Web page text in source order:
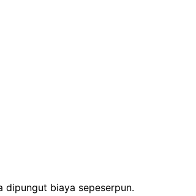
dipungut biaya sepeserpun.